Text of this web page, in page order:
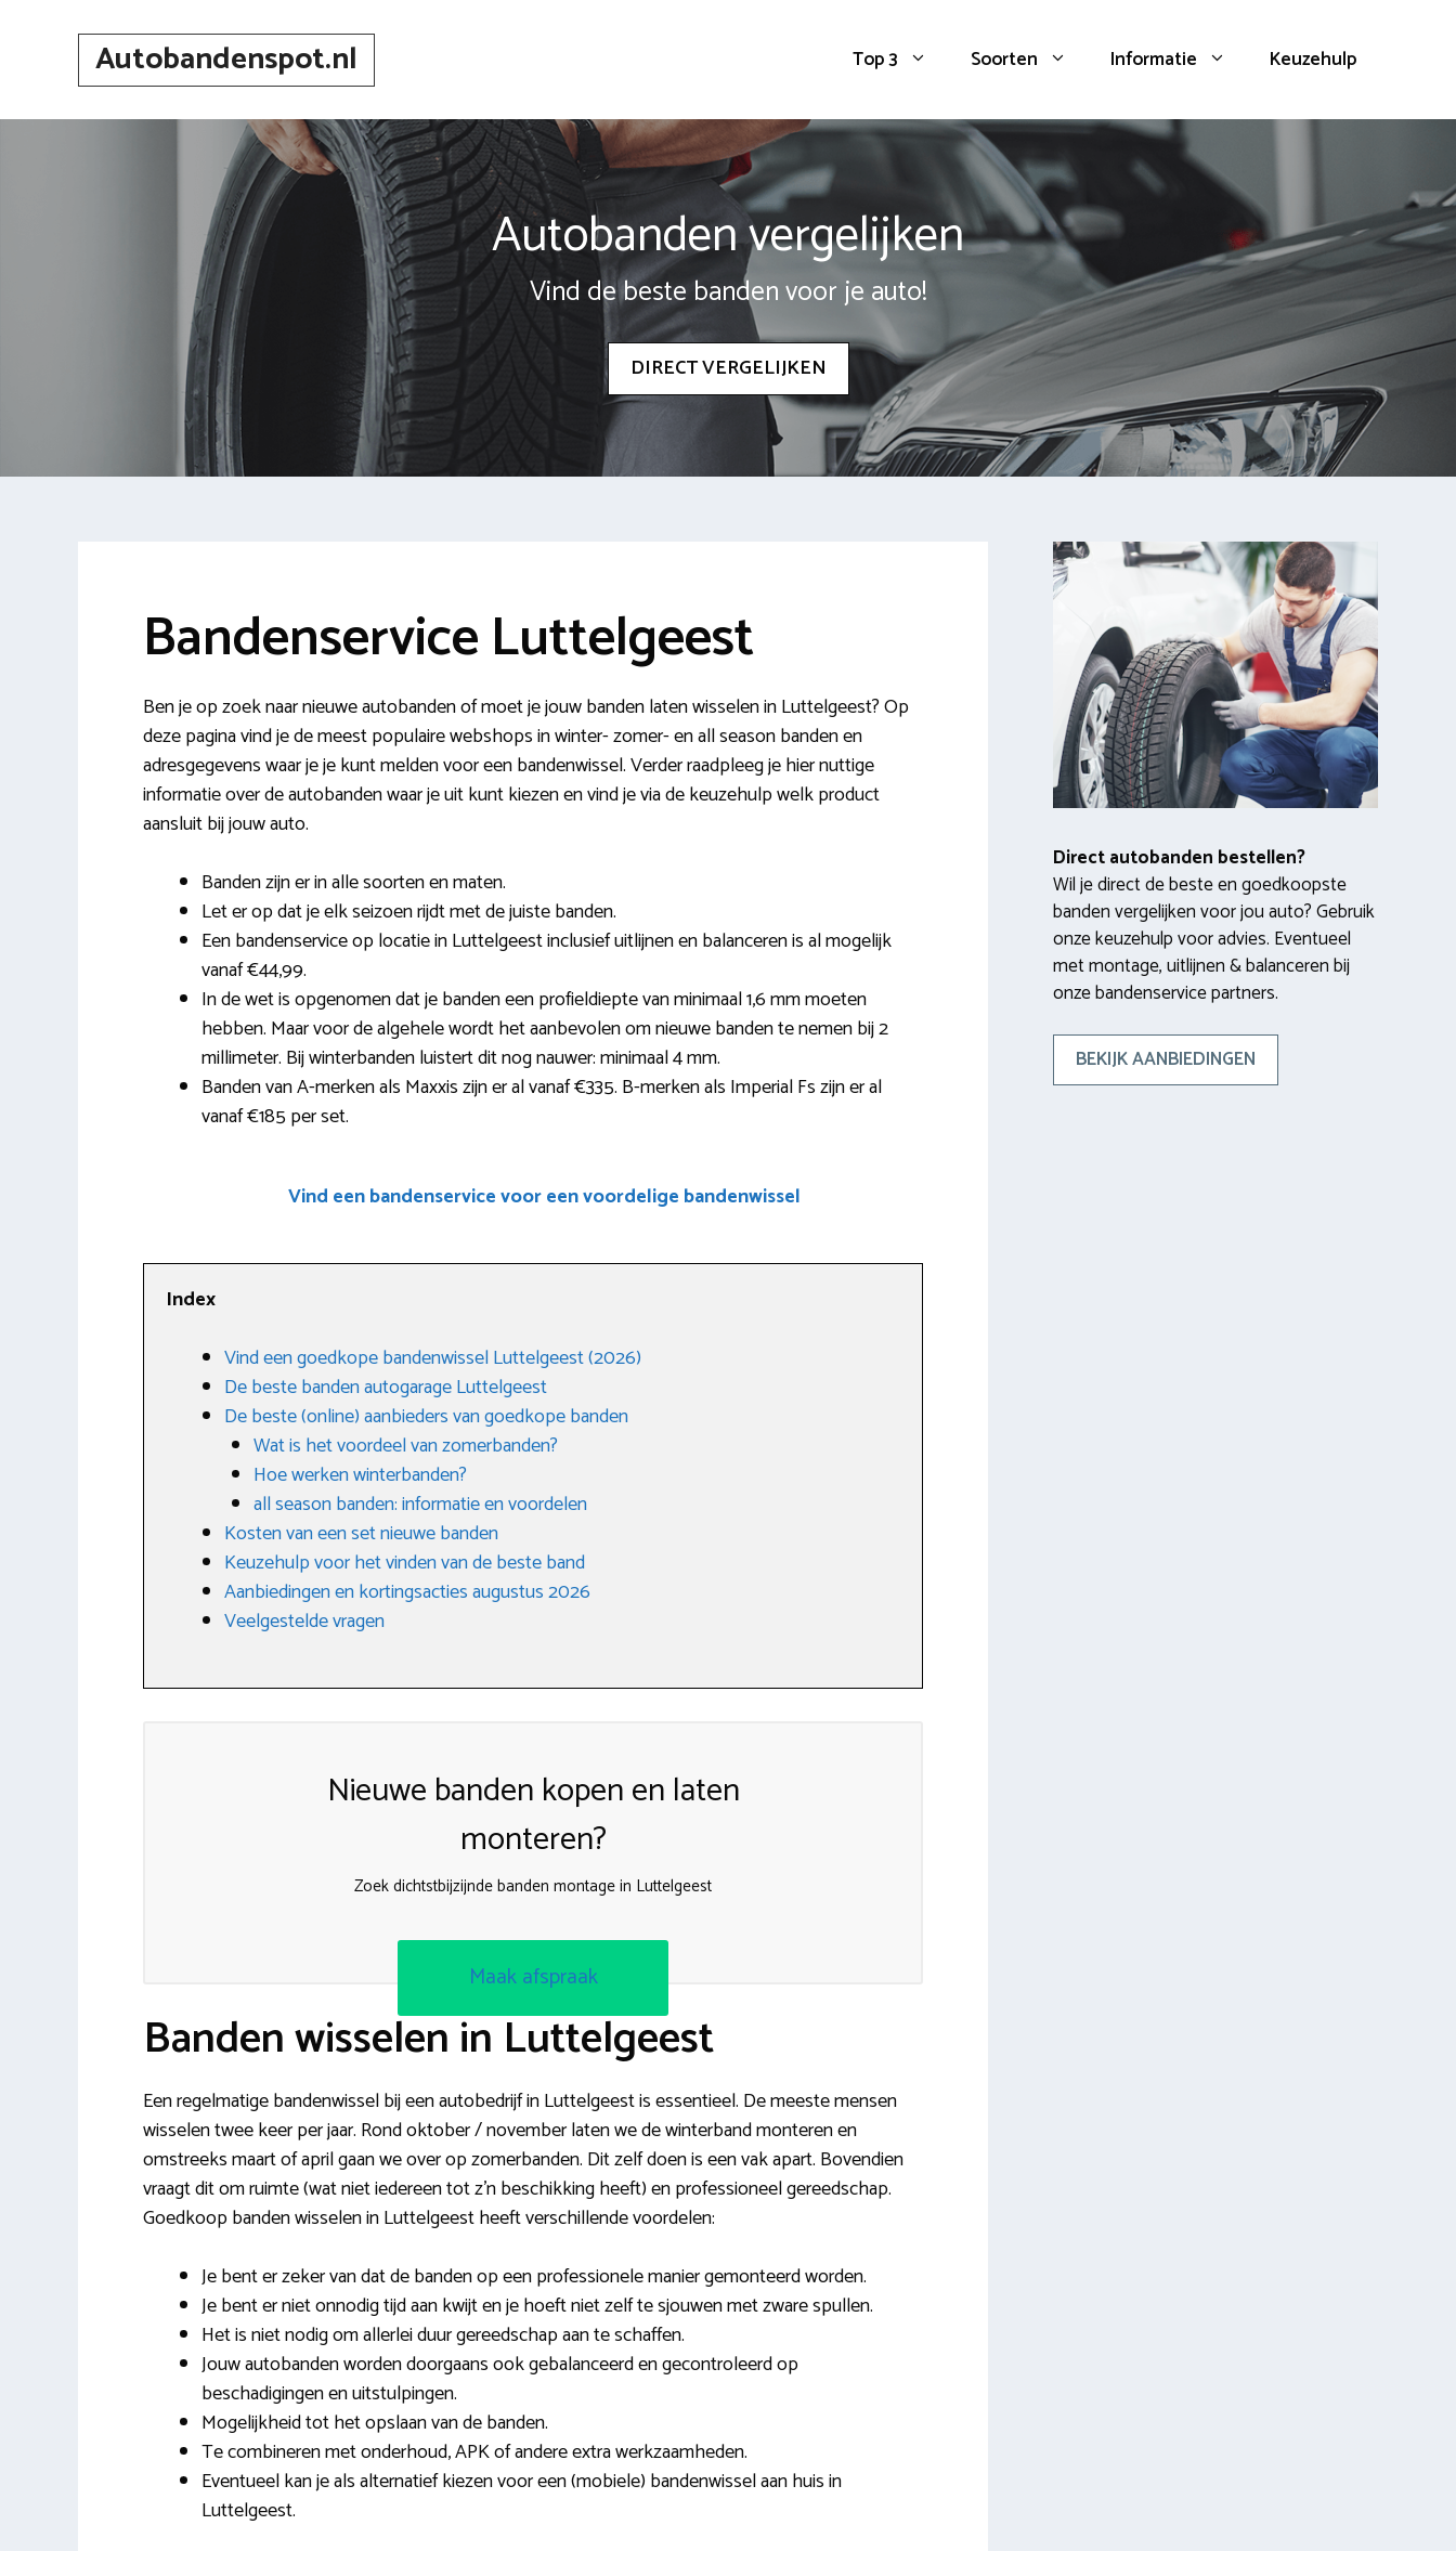
Autobandenspot.nl Top 3 Soorten Informatie Keuzehulp
Autobanden vergelijken
Vind de beste banden voor je auto!
DIRECT VERGELIJKEN
Bandenservice Luttelgeest
Ben je op zoek naar nieuwe autobanden of moet je jouw banden laten wisselen in Luttelgeest? Op
deze pagina vind je de meest populaire webshops in winter- zomer- en all season banden en
adresgegevens waar je je kunt melden voor een bandenwissel. Verder raadpleeg je hier nuttige
informatie over de autobanden waar je uit kunt kiezen en vind je via de keuzehulp welk product
aansluit bij jouw auto.
Banden zijn er in alle soorten en maten.
Let er op dat je elk seizoen rijdt met de juiste banden.
Een bandenservice op locatie in Luttelgeest inclusief uitlijnen en balanceren is al mogelijk
vanaf €44,99.
In de wet is opgenomen dat je banden een profieldiepte van minimaal 1,6 mm moeten
hebben. Maar voor de algehele wordt het aanbevolen om nieuwe banden te nemen bij 2
millimeter. Bij winterbanden luistert dit nog nauwer: minimaal 4 mm.
Banden van A-merken als Maxxis zijn er al vanaf €335. B-merken als Imperial Fs zijn er al
vanaf €185 per set.
Vind een bandenservice voor een voordelige bandenwissel
Index
Vind een goedkope bandenwissel Luttelgeest (2026)
De beste banden autogarage Luttelgeest
De beste (online) aanbieders van goedkope banden
Wat is het voordeel van zomerbanden?
Hoe werken winterbanden?
all season banden: informatie en voordelen
Kosten van een set nieuwe banden
Keuzehulp voor het vinden van de beste band
Aanbiedingen en kortingsacties augustus 2026
Veelgestelde vragen
Nieuwe banden kopen en laten
monteren?
Zoek dichtstbijzijnde banden montage in Luttelgeest
Maak afspraak
Banden wisselen in Luttelgeest
Een regelmatige bandenwissel bij een autobedrijf in Luttelgeest is essentieel. De meeste mensen
wisselen twee keer per jaar. Rond oktober / november laten we de winterband monteren en
omstreeks maart of april gaan we over op zomerbanden. Dit zelf doen is een vak apart. Bovendien
vraagt dit om ruimte (wat niet iedereen tot z’n beschikking heeft) en professioneel gereedschap.
Goedkoop banden wisselen in Luttelgeest heeft verschillende voordelen:
Je bent er zeker van dat de banden op een professionele manier gemonteerd worden.
Je bent er niet onnodig tijd aan kwijt en je hoeft niet zelf te sjouwen met zware spullen.
Het is niet nodig om allerlei duur gereedschap aan te schaffen.
Jouw autobanden worden doorgaans ook gebalanceerd en gecontroleerd op
beschadigingen en uitstulpingen.
Mogelijkheid tot het opslaan van de banden.
Te combineren met onderhoud, APK of andere extra werkzaamheden.
Eventueel kan je als alternatief kiezen voor een (mobiele) bandenwissel aan huis in
Luttelgeest.
Direct autobanden bestellen?
Wil je direct de beste en goedkoopste
banden vergelijken voor jou auto? Gebruik
onze keuzehulp voor advies. Eventueel
met montage, uitlijnen & balanceren bij
onze bandenservice partners.
BEKIJK AANBIEDINGEN